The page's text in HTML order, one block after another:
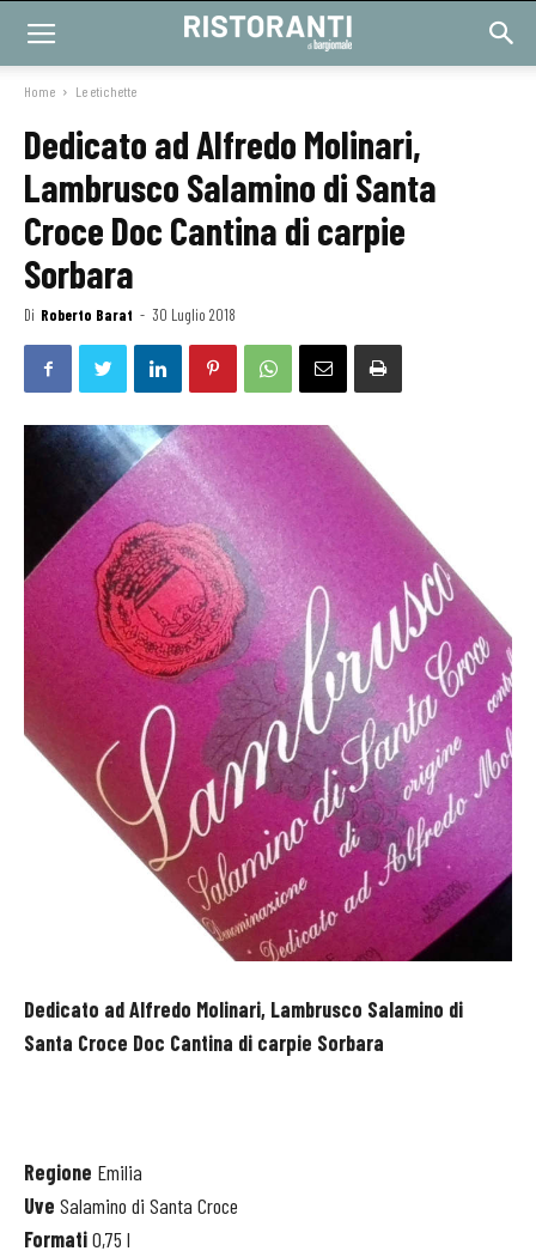
Home Le etichette
Dedicato ad Alfredo Molinari,
Lambrusco Salamino di Santa
Croce Doc Cantina di carpie
Sorbara
Di Roberto Barat - 30 Luglio 2018
Dedicato ad Alfredo Molinari, Lambrusco Salamino di
Santa Croce Doc Cantina di carpie Sorbara
Regione Emilia
Uve Salamino di Santa Croce
Formati0,75 l